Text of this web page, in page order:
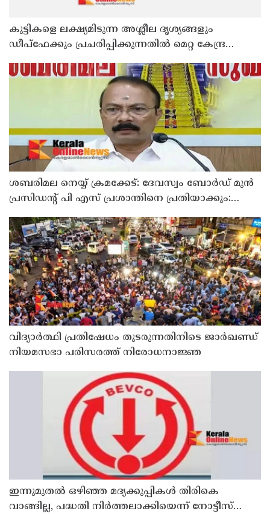
കുട്ടികളെ ലക്ഷ്യമിടുന്ന അശ്ലീല ദൃശ്യങ്ങളും
ഡീപ്ഫേക്കും പ്രചരിപ്പിക്കുന്നതില്‍ മെറ്റ കേന്ദ്രത്തോട്
മാപ്പ് പറഞ്ഞു
ശബരിമല നെയ്യ് ക്രമക്കേട്: ദേവസ്വം ബോര്‍ഡ് മുന്‍
പ്രസിഡന്റ് പി എസ് പ്രശാന്തിനെ പ്രതിയാക്കും:
ദേവസ്വം വിജിലന്‍സ്
വിദ്യാര്‍ത്ഥി പ്രതിഷേധം തുടരുന്നതിനിടെ ജാര്‍ഖണ്ഡ്
നിയമസഭാ പരിസരത്ത് നിരോധനാജ്ഞ
ഇന്നുമുതല്‍ ഒഴിഞ്ഞ മദ്യക്കുപ്പികള്‍ തിരികെ
വാങ്ങില്ല, പദ്ധതി നിര്‍ത്തലാക്കിയെന്ന് നോട്ടീസ്